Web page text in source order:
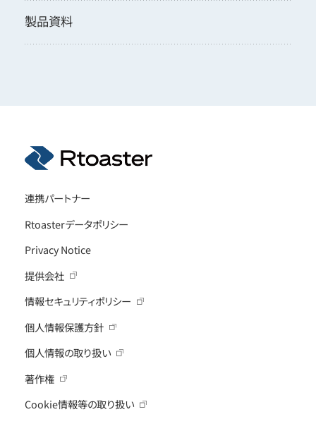
製品資料
連携パートナー
Rtoasterデータポリシー
Privacy Notice
提供会社
情報セキュリティポリシー
個人情報保護方針
個人情報の取り扱い
著作権
Cookie情報等の取り扱い